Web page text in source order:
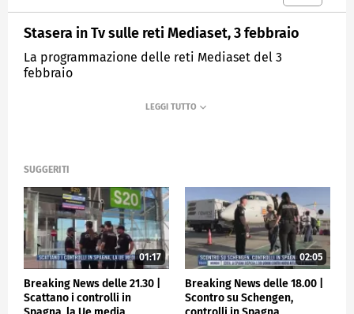
Stasera in Tv sulle reti Mediaset, 3 febbraio
La programmazione delle reti Mediaset del 3
febbraio
TGCOM24
SUGGERITI
01:17
Breaking News delle 21.30 |
Scattano i controlli in
02:05
Breaking News delle 18.00 |
Scontro su Schengen,